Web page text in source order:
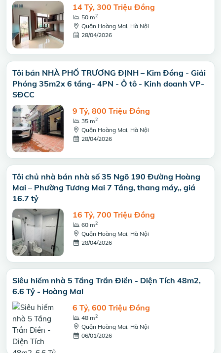
14 Tỷ, 300 Triệu Đồng
50 m2
Quận Hoàng Mai, Hà Nội
28/04/2026
Tôi bán NHÀ PHỐ TRƯƠNG ĐỊNH – Kim Đồng - Giải
Phóng 35m2x 6 tầng- 4PN - Ô tô - Kinh doanh VP-
SĐCC
9 Tỷ, 800 Triệu Đồng
35 m2
Quận Hoàng Mai, Hà Nội
28/04/2026
Tôi chủ nhà bán nhà số 35 Ngõ 190 Đường Hoàng
Mai – Phường Tương Mai 7 Tầng, thang máy,, giá
16.7 tỷ
16 Tỷ, 700 Triệu Đồng
60 m2
Quận Hoàng Mai, Hà Nội
28/04/2026
Siêu hiếm nhà 5 Tầng Trần Điền - Diện Tích 48m2,
6.6 Tỷ - Hoàng Mai
6 Tỷ, 600 Triệu Đồng
48 m2
Quận Hoàng Mai, Hà Nội
06/01/2026